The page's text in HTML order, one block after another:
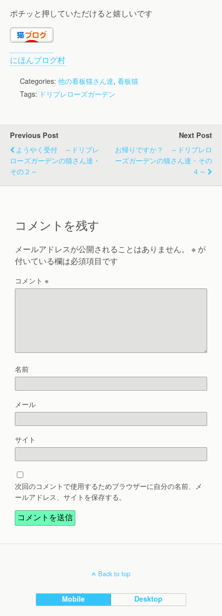
ポチッと押していただけると嬉しいです
にほんブログ村
Categories: 他の看板猫さん達, 看板猫
Tags: ドリプレローズガーデン
Previous Post
ようやく受付 ～ドリプレ
ローズガーデンの猫さん達・
その２～
Next Post
お帰りですか？ ～ドリプレロ
ーズガーデンの猫さん達・その
４～
コメントを残す
メールアドレスが公開されることはありません。 ※ が
付いている欄は必須項目です
コメント ※
名前
メール
サイト
次回のコメントで使用するためブラウザーに自分の名前、メ
ールアドレス、サイトを保存する。
Back to top
Mobile Desktop